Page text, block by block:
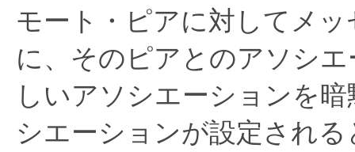
モート・ピアに対してメ
に、そのピアとのアソシ
しいアソシエーションを
シエーションが設定される